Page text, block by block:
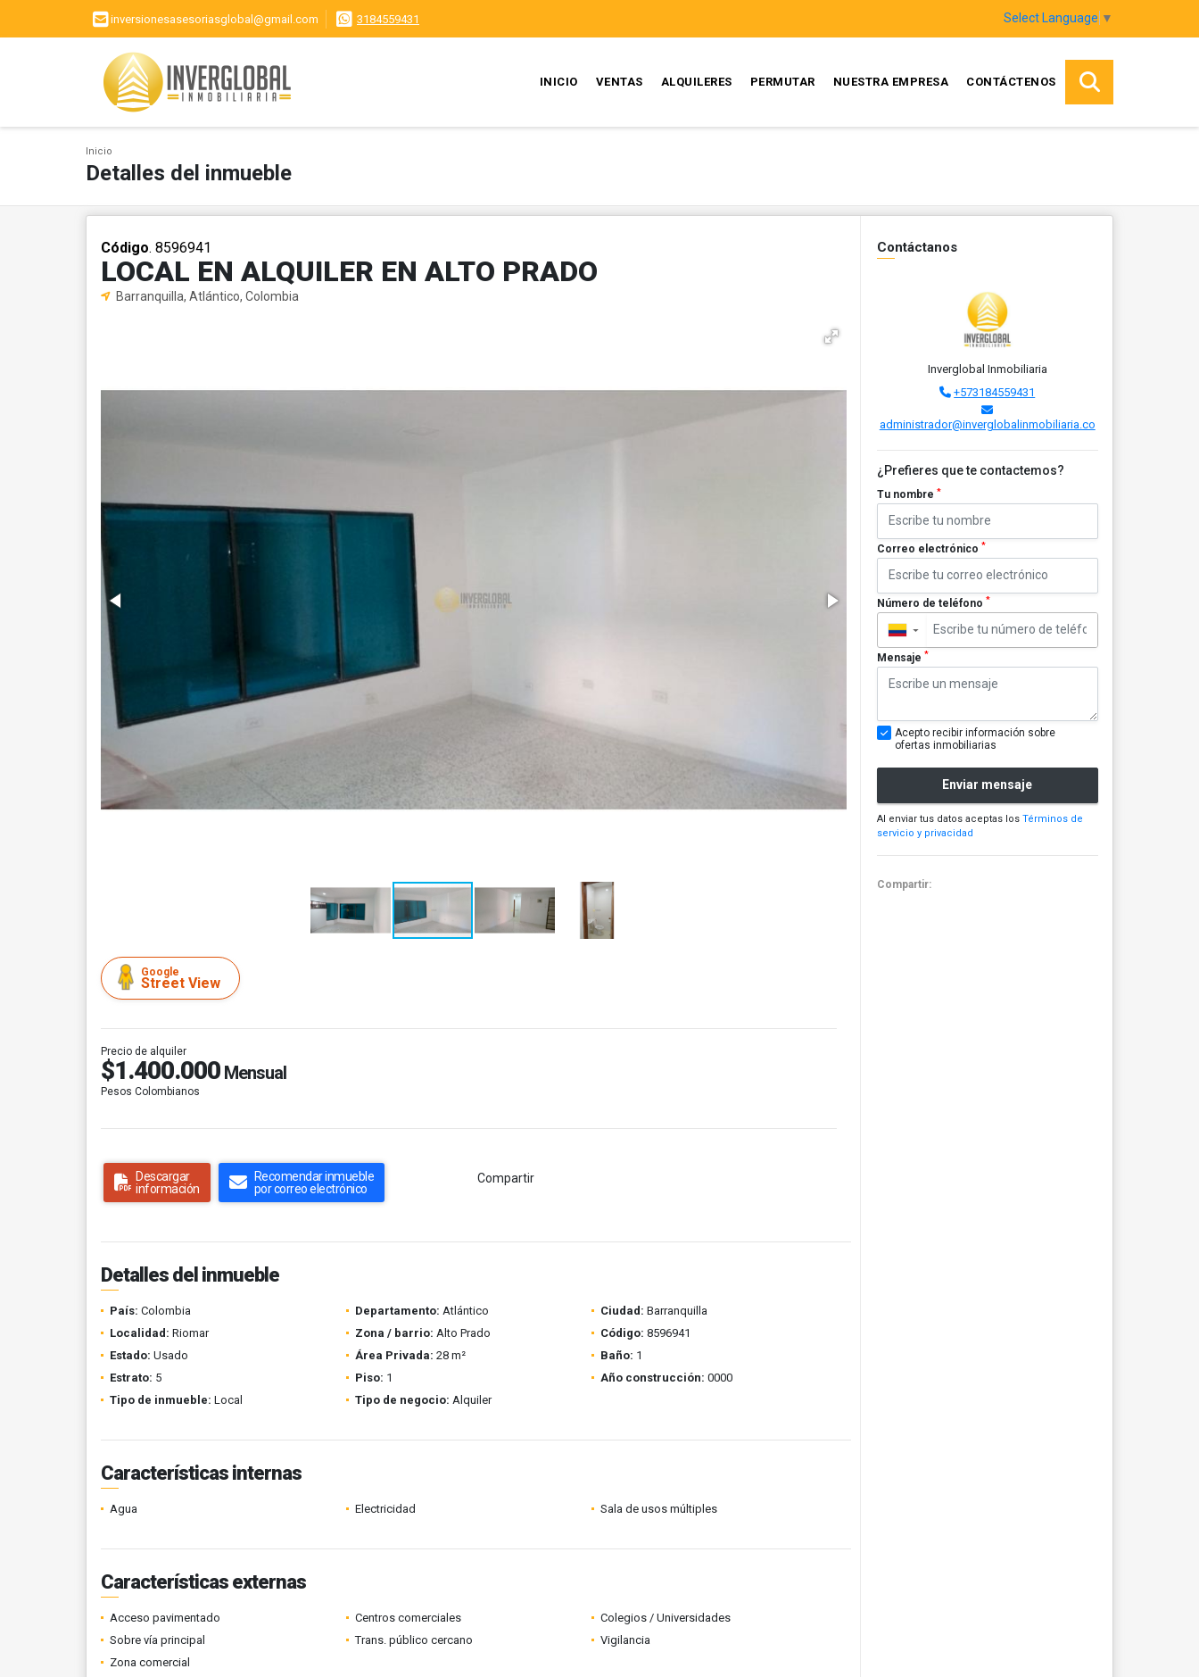
inversionesasesoriasglobal@gmail.com 3184559431 Select Language ▼
INICIO VENTAS ALQUILERES PERMUTAR NUESTRA EMPRESA CONTÁCTENOS
Inicio
Detalles del inmueble
Código. 8596941
LOCAL EN ALQUILER EN ALTO PRADO
Barranquilla, Atlántico, Colombia
Google
Street View
Precio de alquiler
$1.400.000 Mensual
Pesos Colombianos
Descargar
información
Recomendar inmueble
por correo electrónico
Compartir
Detalles del inmueble
País: Colombia Departamento: Atlántico Ciudad: Barranquilla
Localidad: Riomar Zona / barrio: Alto Prado Código: 8596941
Estado: Usado Área Privada: 28 m² Baño: 1
Estrato: 5 Piso: 1 Año construcción: 0000
Tipo de inmueble: Local Tipo de negocio: Alquiler
Características internas
Agua Electricidad Sala de usos múltiples
Características externas
Acceso pavimentado Centros comerciales
Colegios / Universidades
Sobre vía principal
Trans. público cercano
Vigilancia
Zona comercial
Contáctanos
Inverglobal Inmobiliaria
+573184559431
administrador@inverglobalinmobiliaria.co
¿Prefieres que te contactemos?
Tu nombre *
Correo electrónico *
Número de teléfono *
▼
Mensaje *
Acepto recibir información sobre
ofertas inmobiliarias
Enviar mensaje
Al enviar tus datos aceptas los Términos de
servicio y privacidad
Compartir: